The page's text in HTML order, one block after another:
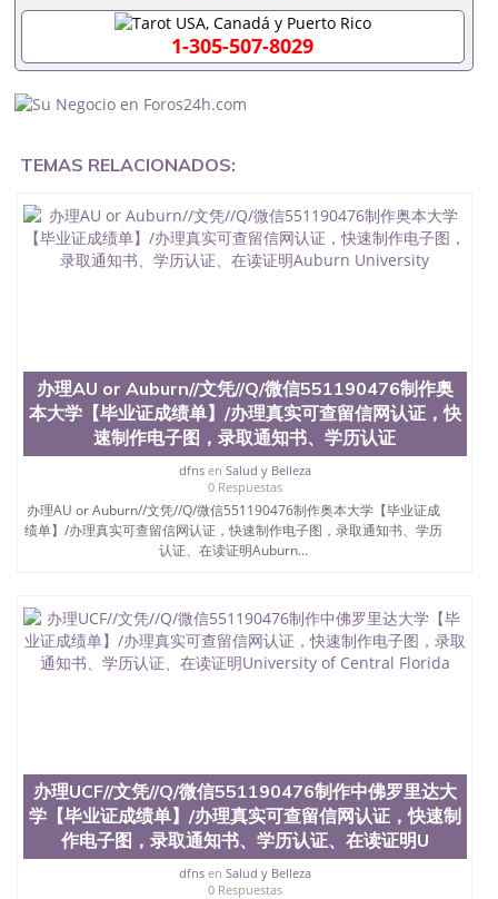
吗551190476要定居国外需要办理什么材料
551190476入职事业单位/国企假的毕业证会查吗
551190476入职国企/事业单位需要些什么材料
业证怎么办, 毕业证丢了怎么办, 没有正常毕业怎么办
交材料不齐而被拒之门外551190476您是否因没正常
了,成绩不理想毕不了业怎么办551190476找工作没有
文凭怎么办,怎么办理本科/研究生文凭551190476如
何办理本科/硕士毕业证551190476网上买文凭可靠吗
551190476哪里可以买国外文凭551190476国外本科
551190476哪里可以办理加拿大毕业证551190476申
请学校办理假的毕业证成绩单可以吗551190476哪里
可以办理水印成绩单551190476哪里可以修改成绩单
GPA分数551190476假毕业证能查出来吗551190476
假文凭网上能查到吗551190476 如何拿到国外毕业证
QQ微信551190476办假大学毕业证QQ微信551190476
国外毕业证去哪认证QQ微信551190476找毕业证封皮
QQ微信551190476国外毕业证外壳定制QQ微信
551190476快速代办国外毕业证QQ微信551190476快
551190476泰国文凭办理QQ微信551190476法国留学
回国证明QQ微信551190476 国外烫金照片QQ微信
551190476外国文凭在中国有用吗QQ微信551190476
德国留学回国证明QQ微信551190476爱尔兰留学回国
551190476办国外文凭可找工作QQ微信551190476国
外大学有毕业证QQ微信551190476办理国外毕业证价
格QQ微信551190476国外编号查询QQ微信551190476
办理国外文凭要交定金吗QQ微信551190476办国外可
查文凭QQ微信551190476网上购买真文凭可信吗QQ
微信551190476学士学位证书查询机构QQ微信
1-305-507-8029
TEMAS RELACIONADOS:
办理AU or Auburn//文凭//Q/微信551190476制作奥
本大学【毕业证成绩单】/办理真实可查留信网认证，快
速制作电子图，录取通知书、学历认证
dfnsen Salud y Belleza
0 Respuestas
办理AU or Auburn//文凭//Q/微信551190476制作奥本大学【毕业证成
绩单】/办理真实可查留信网认证，快速制作电子图，录取通知书、学历
认证、在读证明Auburn...
办理UCF//文凭//Q/微信551190476制作中佛罗里达大
学【毕业证成绩单】/办理真实可查留信网认证，快速制
作电子图，录取通知书、学历认证、在读证明U
dfnsen Salud y Belleza
0 Respuestas